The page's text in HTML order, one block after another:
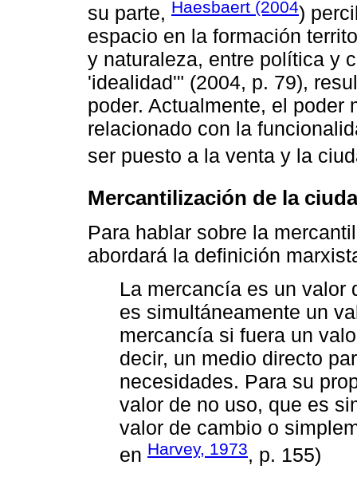
su parte, Haesbaert (2004)
espacio en la formación
y naturaleza, entre política y
'idealidad'" (2004, p. 79),
poder. Actualmente, el poder
relacionado con la
ser puesto a la venta y la
Mercantilización de la
Para hablar sobre la
abordará la definición
La mercancía es un valor
es simultáneamente un
mercancía si fuera un
decir, un medio directo
necesidades. Para su
valor de no uso, que es
valor de cambio o
en Harvey, 1973, p. 155)